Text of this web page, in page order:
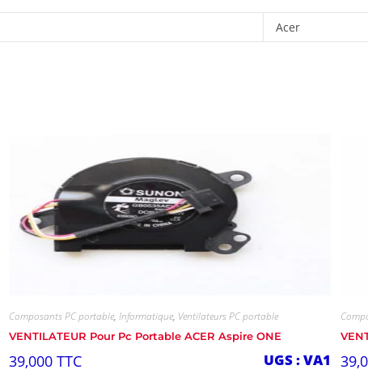
Acer
UGS : VA1
Composants PC portable,Informatique, Ventilateurs PC portable
VENTILATEUR Pour Pc Portable ACER Aspire ONE
39,000TTC